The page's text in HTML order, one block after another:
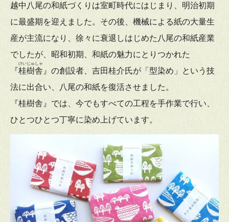
越中八尾の和紙づくりは室町時代にはじまり、明治初期
に最盛期を迎えました。その後、機械による紙の大量生
産が主流になり、徐々に衰退しはじめた八尾の和紙産業
でしたが、昭和初期、和紙の魅力にとりつかれた
『桂樹舎
けいじゅしゃ
』の創設者、吉田桂介氏が「型染め」という技
法に出合い、八尾の和紙を復活させました。
『桂樹舎』では、今でもすべての工程を手作業で行い、
ひとつひとつ丁寧に染め上げています。